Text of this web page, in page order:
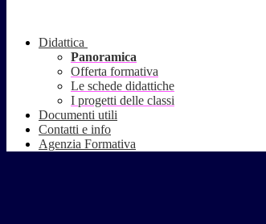
Didattica
Panoramica
Offerta formativa
Le schede didattiche
I progetti delle classi
Documenti utili
Contatti e info
Agenzia Formativa